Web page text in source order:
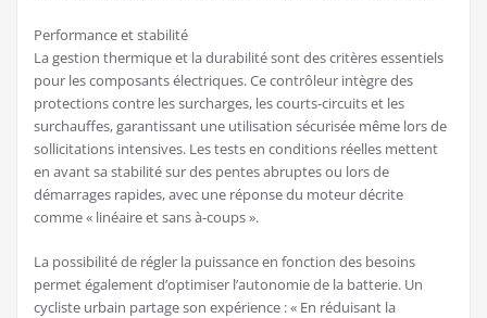
Performance et stabilité
La gestion thermique et la durabilité sont des critères essentiels
pour les composants électriques. Ce contrôleur intègre des
protections contre les surcharges, les courts-circuits et les
surchauffes, garantissant une utilisation sécurisée même lors de
sollicitations intensives. Les tests en conditions réelles mettent
en avant sa stabilité sur des pentes abruptes ou lors de
démarrages rapides, avec une réponse du moteur décrite
comme « linéaire et sans à-coups ».
La possibilité de régler la puissance en fonction des besoins
permet également d’optimiser l’autonomie de la batterie. Un
cycliste urbain partage son expérience : « En réduisant la